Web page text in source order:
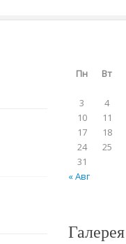
Пн Вт
3
4
10
11
17
18
24
25
31
« Авг
Галерея